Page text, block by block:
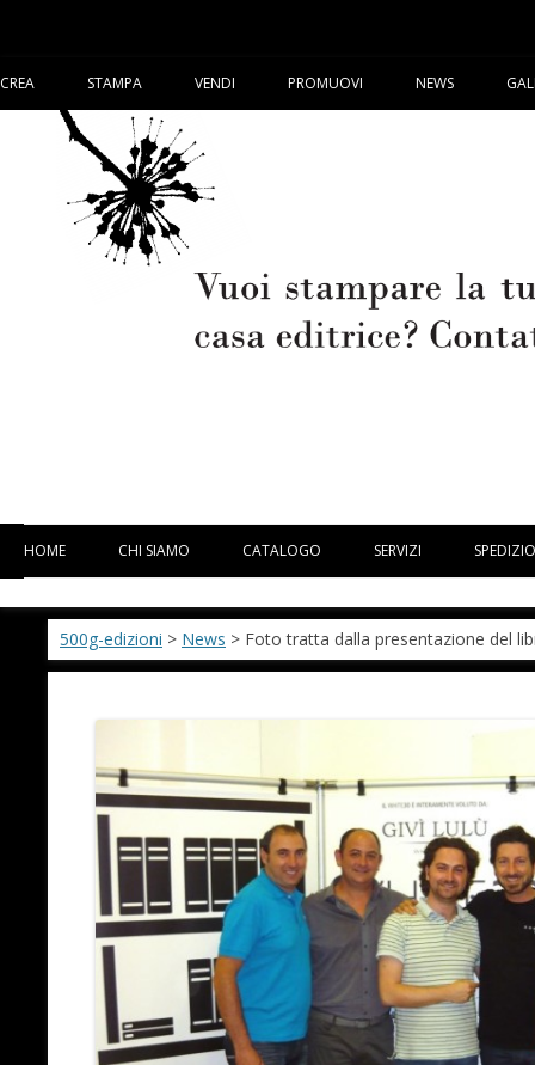
CREA STAMPA VENDI PROMUOVI NEWS
HOME CHI SIAMO CATALOGO SERVIZI
500g-edizioni > News > Foto tratta dalla presentazione del